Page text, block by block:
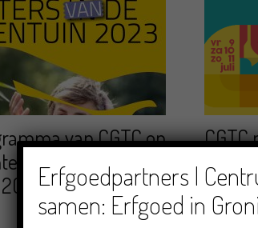
van CGTC op
van de
in t
06/07/2021
Erfgoedpartners |
samen: Erfgoed in